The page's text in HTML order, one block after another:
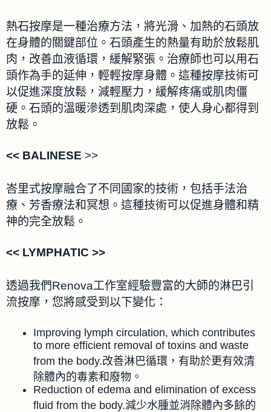
熱石按摩是一種治療方法，將光滑、加熱的石頭放
在身體的關鍵部位。石頭產生的熱量有助於放鬆肌
肉，改善血液循環，緩解緊張。治療師也可以用石
頭作為手的延伸，輕輕按摩身體。這種按摩技術可
以促進深度放鬆，減輕壓力，緩解疼痛或肌肉僵
硬。石頭的溫暖滲透到肌肉深處，使人身心都得到
放鬆。
<< BALINESE >>
峇里式按摩融合了不同國家的技術，包括手法治
療、芳香療法和冥想。這種技術可以促進身體和精
神的完全放鬆。
<< LYMPHATIC >>
透過我們Renova工作室經驗豐富的大師的淋巴引
流按摩，您將感受到以下變化：
Improving lymph circulation, which contributes
to more efficient removal of toxins and waste
from the body.改善淋巴循環，有助於更有效清
除體內的毒素和廢物。
Reduction of edema and elimination of excess
fluid from the body.減少水腫並消除體內多餘的